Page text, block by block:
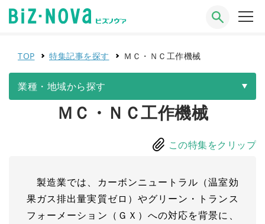
TOP 特集記事を探す ＭＣ・ＮＣ工作機械
業種・地域から探す
ＭＣ・ＮＣ工作機械
この特集をクリップ
製造業では、カーボンニュートラル（温室効
果ガス排出量実質ゼロ）やグリーン・トランス
フォーメーション（ＧＸ）への対応を背景に、